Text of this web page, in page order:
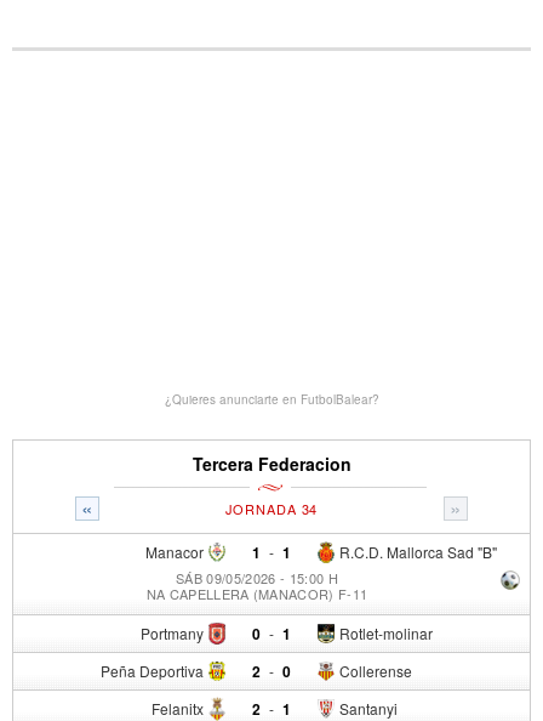
¿Quieres anunciarte en FutbolBalear?
Tercera Federacion
« »
JORNADA 34
Manacor 1 - R.C.D. Mallorca Sad "B"
1
SÁB 09/05/2026 - 15:00 H
NA CAPELLERA (MANACOR) F-11
Portmany 0 - Rotlet-molinar
1
Peña Deportiva 2 - Collerense
0
Felanitx 2 - Santanyi
1